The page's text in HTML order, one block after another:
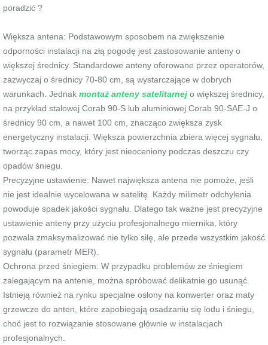
poradzić ?
Większa antena: Podstawowym sposobem na zwiększenie
odporności instalacji na złą pogodę jest zastosowanie anteny o
większej średnicy. Standardowe anteny oferowane przez operatorów,
zazwyczaj o średnicy 70-80 cm, są wystarczające w dobrych
warunkach. Jednak montaż anteny satelitarnej o większej średnicy,
na przykład stalowej Corab 90-S lub aluminiowej Corab 90-SAE-J o
średnicy 90 cm, a nawet 100 cm, znacząco zwiększa zysk
energetyczny instalacji. Większa powierzchnia zbiera więcej sygnału,
tworząc zapas mocy, który jest nieoceniony podczas deszczu czy
opadów śniegu.
Precyzyjne ustawienie: Nawet największa antena nie pomoże, jeśli
nie jest idealnie wycelowana w satelitę. Każdy milimetr odchylenia
powoduje spadek jakości sygnału. Dlatego tak ważne jest precyzyjne
ustawienie anteny przy użyciu profesjonalnego miernika, który
pozwala zmaksymalizować nie tylko siłę, ale przede wszystkim jakość
sygnału (parametr MER).
Ochrona przed śniegiem: W przypadku problemów ze śniegiem
zalegającym na antenie, można spróbować delikatnie go usunąć.
Istnieją również na rynku specjalne osłony na konwerter oraz maty
grzewcze do anten, które zapobiegają osadzaniu się lodu i śniegu,
choć jest to rozwiązanie stosowane głównie w instalacjach
profesjonalnych.